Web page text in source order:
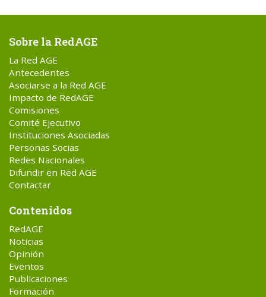
Sobre la RedAGE
La Red AGE
Antecedentes
Asociarse a la Red AGE
Impacto de RedAGE
Comisiones
Comité Ejecutivo
Instituciones Asociadas
Personas Socias
Redes Nacionales
Difundir en Red AGE
Contactar
Contenidos
RedAGE
Noticias
Opinión
Eventos
Publicaciones
Formación